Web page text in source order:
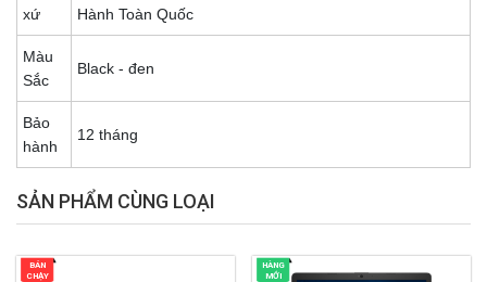
xứ
Hành Toàn Quốc
Màu
Sắc
Black - đen
Bảo
hành
12 tháng
SẢN PHẨM CÙNG LOẠI
BÁN
CHẠY
HÀNG
MỚI